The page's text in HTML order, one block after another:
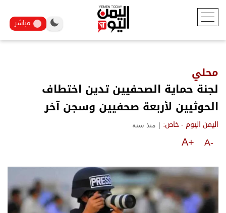
مباشر
محلي
لجنة حماية الصحفيين تدين اختطاف
الحوثيين لأربعة صحفيين وسجن آخر
اليمن اليوم - خاص: | منذ سنة
A-
A+